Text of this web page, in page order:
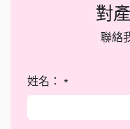
對
聯絡
姓名： *